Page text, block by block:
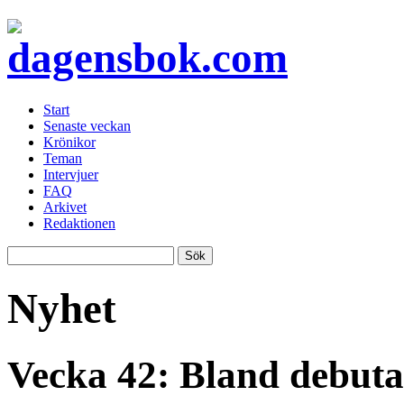
Start
Senaste veckan
Krönikor
Teman
Intervjuer
FAQ
Arkivet
Redaktionen
Nyhet
Vecka 42: Bland